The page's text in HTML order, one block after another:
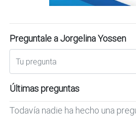
Preguntale a Jorgelina Yossen
Últimas preguntas
Todavía nadie ha hecho una